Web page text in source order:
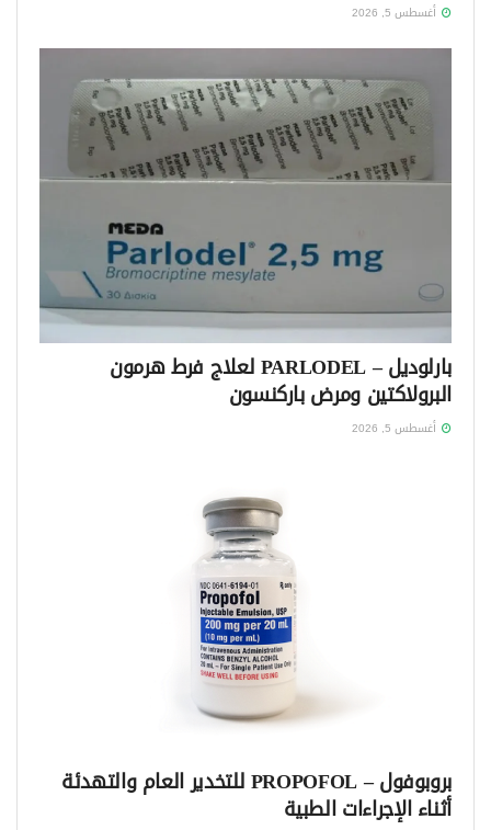
أغسطس 5, 2026
بارلوديل – PARLODEL لعلاج فرط هرمون
البرولاكتين ومرض باركنسون
أغسطس 5, 2026
بروبوفول – PROPOFOL للتخدير العام والتهدئة
أثناء الإجراءات الطبية